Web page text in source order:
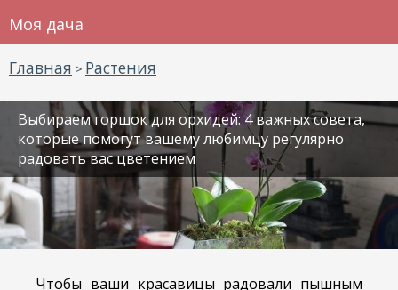
Моя дача
Главная > Растения
Выбираем горшок для орхидей: 4 важных совета,
которые помогут вашему любимцу регулярно
радовать вас цветением
Чтобы ваши красавицы радовали пышным